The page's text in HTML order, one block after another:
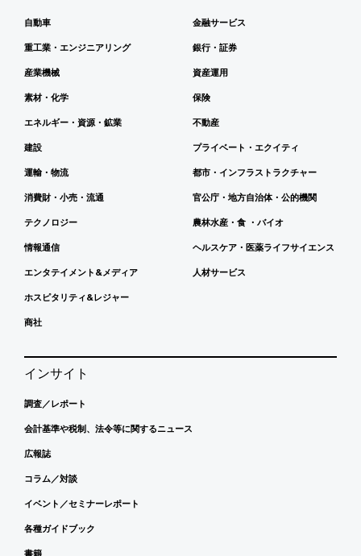
自動車
重工業・エンジニアリング
産業機械
素材・化学
エネルギー・資源・鉱業
建設
運輸・物流
消費財・小売・流通
テクノロジー
情報通信
エンタテイメント&メディア
ホスピタリティ&レジャー
商社
金融サービス
銀行・証券
資産運用
保険
不動産
プライベート・エクイティ
都市・インフラストラクチャー
官公庁・地方自治体・公的機関
農林水産・食 ・バイオ
ヘルスケア・医薬ライフサイエンス
人材サービス
インサイト
調査／レポート
会計基準や税制、法令等に関するニュース
広報誌
コラム／対談
イベント／セミナーレポート
各種ガイドブック
書籍